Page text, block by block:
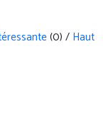
(0) / Haut